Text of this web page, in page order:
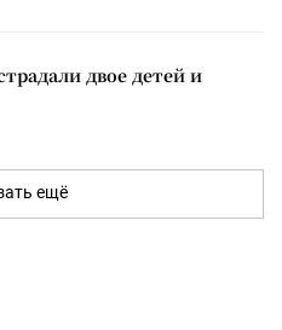
двое детей и
ещё